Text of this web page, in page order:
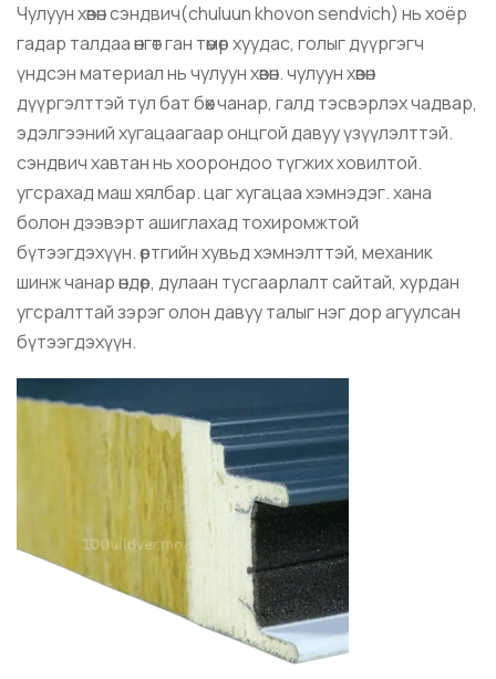
Чулуун хөвөн сэндвич(chuluun khovon sendvich) нь хоёр
гадар талдаа өнгөт ган төмөр хуудас, голыг дүүргэгч
үндсэн материал нь чулуун хөвөн. чулуун хөвөн
дүүргэлттэй тул бат бөх чанар, галд тэсвэрлэх чадвар,
эдэлгээний хугацаагаар онцгой давуу үзүүлэлттэй.
сэндвич хавтан нь хоорондоо түгжих ховилтой.
угсрахад маш хялбар. цаг хугацаа хэмнэдэг. хана
болон дээвэрт ашиглахад тохиромжтой
бүтээгдэхүүн. өртгийн хувьд хэмнэлттэй, механик
шинж чанар өндөр, дулаан тусгаарлалт сайтай, хурдан
угсралттай зэрэг олон давуу талыг нэг дор агуулсан
бүтээгдэхүүн.